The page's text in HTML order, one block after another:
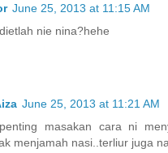
June 25, 2013 at 11:15 AM
nie nina?hehe
June 25, 2013 at 11:21 AM
masakan cara ni
menjamah nasi..terliur juga